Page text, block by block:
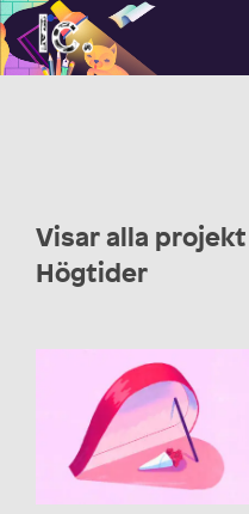
Illustratörcentrum
Visar alla
Högtider